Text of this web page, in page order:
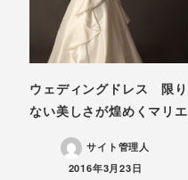
ウェディングドレス 限り
ない美しさが煌めくマリエ
サイト管理人
投稿日
2016年3月23日